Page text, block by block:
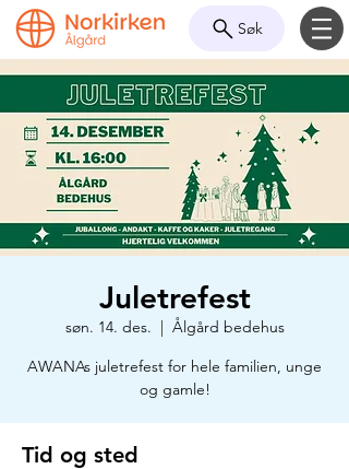
Søk
Juletrefest
søn. 14. des.
  |
Ålgård bedehus
AWANAs juletrefest for hele familien, unge
og gamle!
Tid og sted